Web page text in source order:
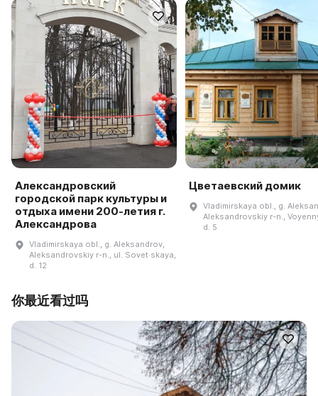
Александровский
городской парк культуры и
отдыха имени 200-летия г.
Александрова
Vladimirskaya obl., g. Aleksandrov,
Aleksandrovskiy r-n., ul. Sovet·skaya,
d. 12
Цветаевский домик
Vladimirskaya obl., g.
Aleksandrovskiy r-n.,
d. 5
你最近看过吗